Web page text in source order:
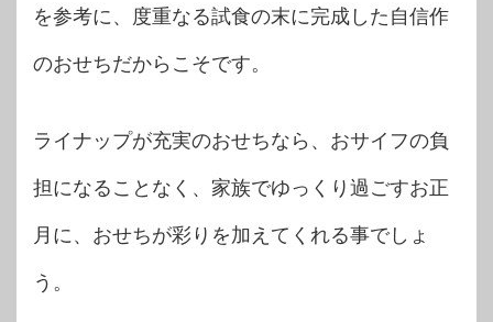
を参考に、度重なる試食の末に完成した自信作
のおせちだからこそです。
ライナップが充実のおせちなら、おサイフの負
担になることなく、家族でゆっくり過ごすお正
月に、おせちが彩りを加えてくれる事でしょ
う。